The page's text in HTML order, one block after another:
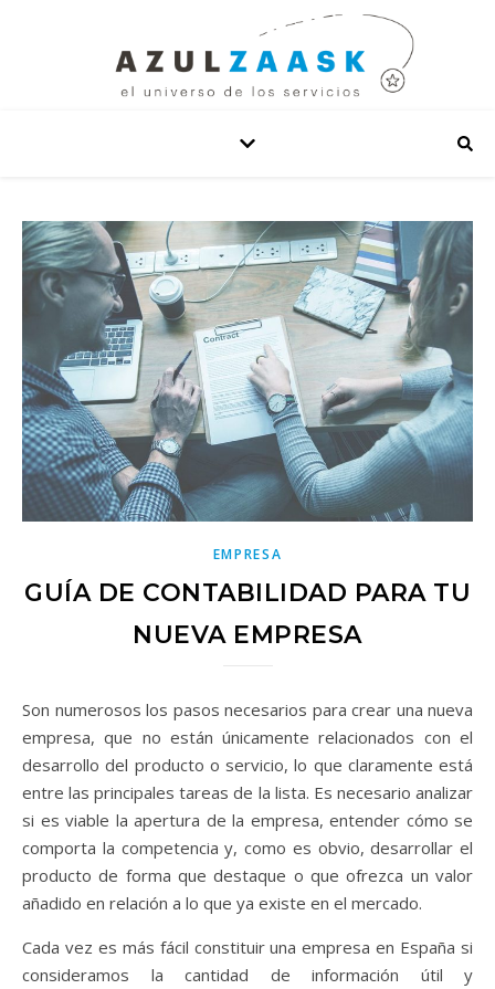
EMPRESA
GUÍA DE CONTABILIDAD PARA TU
NUEVA EMPRESA
Son numerosos los pasos necesarios para crear una nueva
empresa, que no están únicamente relacionados con el
desarrollo del producto o servicio, lo que claramente está
entre las principales tareas de la lista. Es necesario analizar
si es viable la apertura de la empresa, entender cómo se
comporta la competencia y, como es obvio, desarrollar el
producto de forma que destaque o que ofrezca un valor
añadido en relación a lo que ya existe en el mercado.
Cada vez es más fácil constituir una empresa en España si
consideramos la cantidad de información útil y